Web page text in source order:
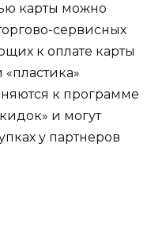
карты можно
сервисных
к оплате карты
к программе
и могут
у партнеров